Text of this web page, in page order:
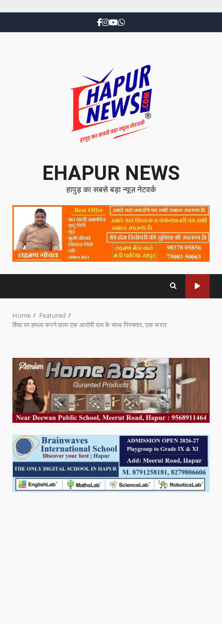
EHAPUR NEWS
हापुड़ का सबसे बड़ा न्यूज़ नेटवर्क
Home
Featured
शिवा पर हमला करने वाला एक आरोपी दाव के साथ गिरफ्तार, एक फरार